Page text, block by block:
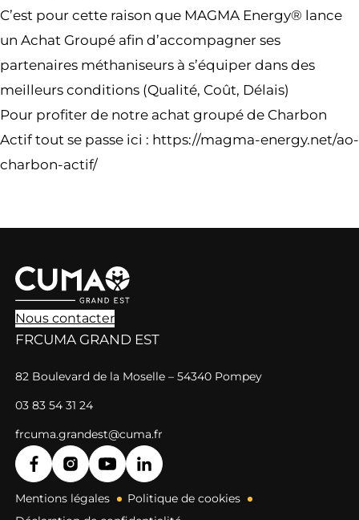
C’est pour cette raison que MAGMA Energy® lance
un Achat Groupé afin d’accompagner ses
partenaires méthaniseurs à s’équiper dans des
meilleurs conditions (Qualité, Coût, Délais)
Pour profiter de notre achat groupé de Charbon
Actif tout se passe ici : https://magma-energy.net/ao-
charbon-actif/
Nous contacter
FRCUMA GRAND EST
82 Boulevard de la Moselle – 54340 Pompey
03 83 54 31 24
frcuma.grandest@cuma.fr
Mentions légales
Politique de cookies